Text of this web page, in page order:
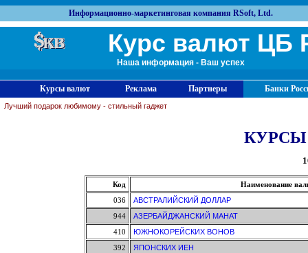
Информационно-маркетинговая компания RSoft, Ltd.
Курс валют ЦБ
Наша информация - Ваш успех
Курсы валют Реклама Партнеры Банки
Лучший подарок любимому - стильный гаджет
Код
Наименование
036
АВСТРАЛИЙСКИЙ ДОЛЛАР
944
АЗЕРБАЙДЖАНСКИЙ МАНАТ
410
ЮЖНОКОРЕЙСКИХ ВОНОВ
392
ЯПОНСКИХ ИЕН